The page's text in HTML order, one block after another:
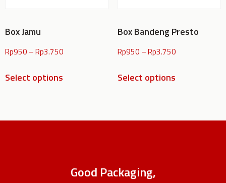
Box Jamu
Rp950 –Rp3.750
Select options
Box Bandeng Presto
Rp950 –Rp3.750
Select options
Good Packaging,